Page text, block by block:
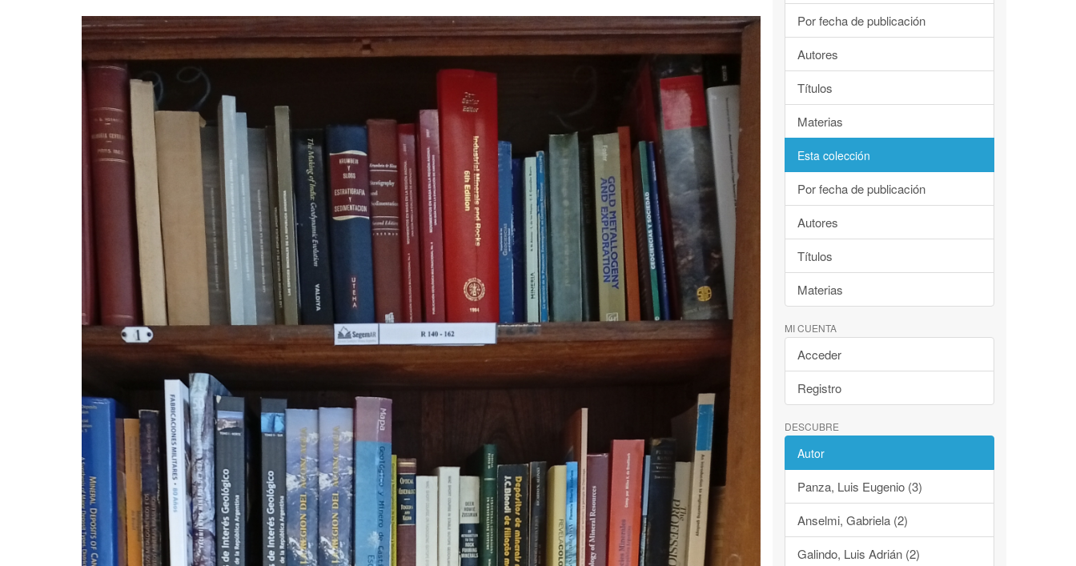
Por fecha de publicación
Autores
Títulos
Materias
Esta colección
Por fecha de publicación
Autores
Títulos
Materias
MI CUENTA
Acceder
Registro
DESCUBRE
Autor
Panza, Luis Eugenio (3)
Anselmi, Gabriela (2)
Galindo, Luis Adrián (2)